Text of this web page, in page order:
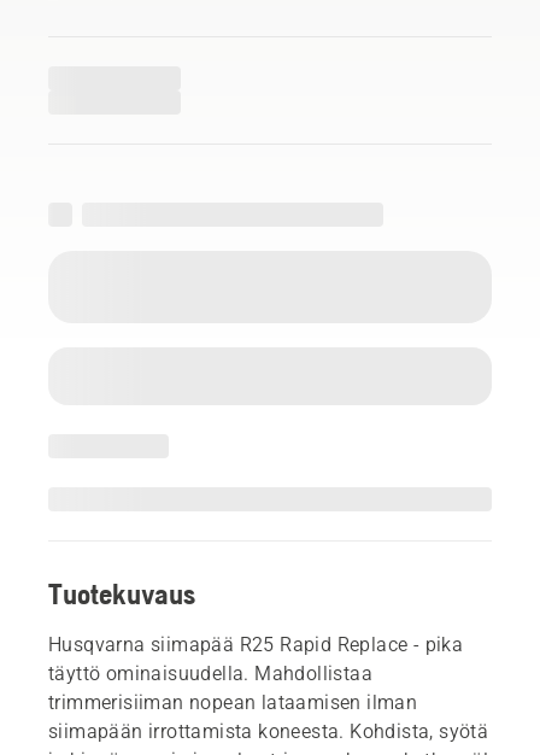
Tuotekuvaus
Husqvarna siimapää R25 Rapid Replace - pika
täyttö ominaisuudella. Mahdollistaa
trimmerisiiman nopean lataamisen ilman
siimapään irrottamista koneesta. Kohdista, syötä